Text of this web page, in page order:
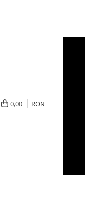
0,00 RON